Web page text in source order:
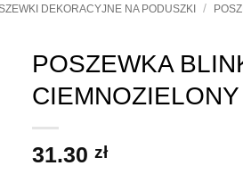
DEKORACYJNE NA PODUSZKI /
POSZEWKA
CIEMNOZIELONY
31.30 zł